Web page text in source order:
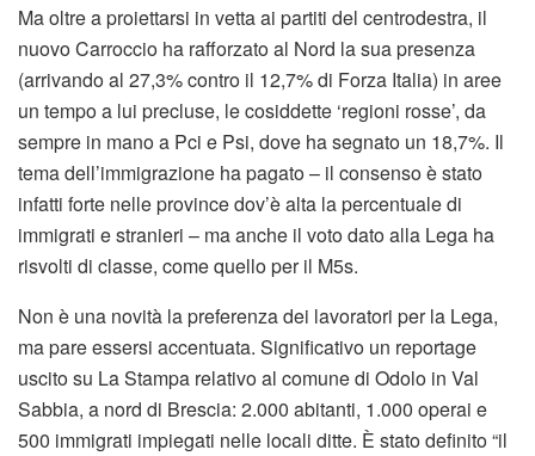
Ma oltre a proiettarsi in vetta ai partiti del centrodestra, il
nuovo Carroccio ha rafforzato al Nord la sua presenza
(arrivando al 27,3% contro il 12,7% di Forza Italia) in aree
un tempo a lui precluse, le cosiddette ‘regioni rosse’, da
sempre in mano a Pci e Psi, dove ha segnato un 18,7%. Il
tema dell’immigrazione ha pagato – il consenso è stato
infatti forte nelle province dov’è alta la percentuale di
immigrati e stranieri – ma anche il voto dato alla Lega ha
risvolti di classe, come quello per il M5s.
Non è una novità la preferenza dei lavoratori per la Lega,
ma pare essersi accentuata. Significativo un reportage
uscito su La Stampa relativo al comune di Odolo in Val
Sabbia, a nord di Brescia: 2.000 abitanti, 1.000 operai e
500 immigrati impiegati nelle locali ditte. È stato definito “il